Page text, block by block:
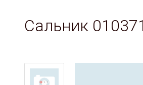
Сальник